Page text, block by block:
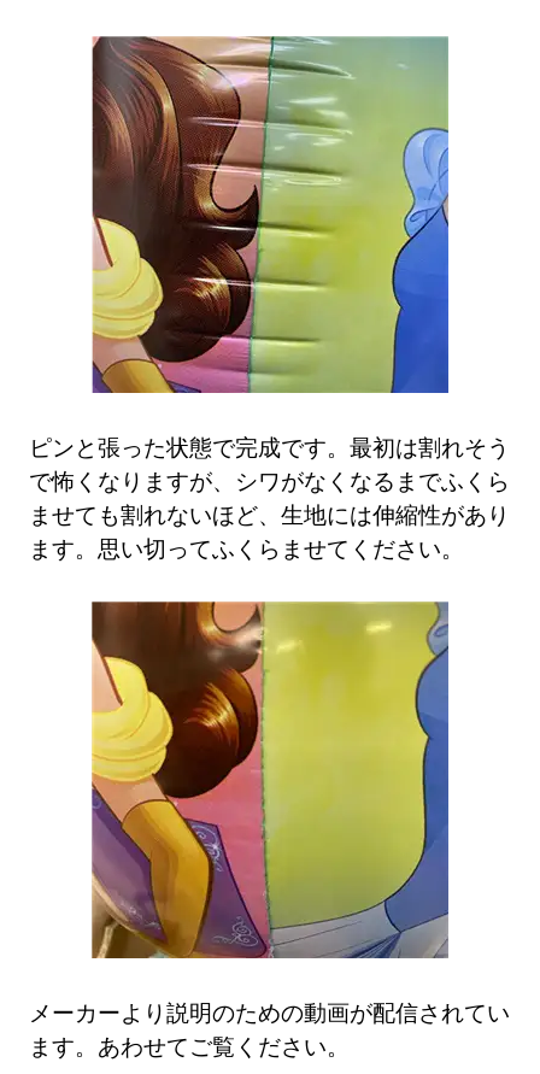
ピンと張った状態で完成です。最初は割れそう
で怖くなりますが、シワがなくなるまでふくら
ませても割れないほど、生地には伸縮性があり
ます。思い切ってふくらませてください。
メーカーより説明のための動画が配信されてい
ます。あわせてご覧ください。